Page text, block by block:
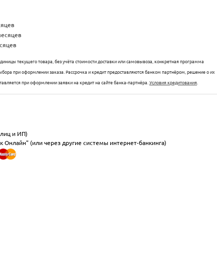
текущего товара, без учёта стоимости доставки или самовывоза, конкретная программа
при оформлении заказа. Рассрочка и кредит предоставляются банком партнёром, решение о их
при оформлении заявки на кредит на сайте банка-партнёра. Условия кредитования
и ИП)
Онлайн" (или через другие системы интернет-банкинга)